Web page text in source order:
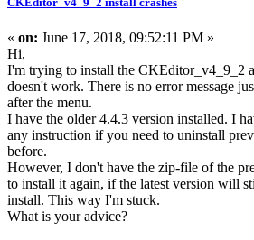
« on: June 17, 2018, 09:52:11 PM »
Hi,
I'm trying to install the CKEditor_v4_9_2
doesn't work. There is no error message
after the menu.
I have the older 4.4.3 version installed. I
any instruction if you need to uninstall
before.
However, I don't have the zip-file of the
to install it again, if the latest version will
install. This way I'm stuck.
What is your advice?